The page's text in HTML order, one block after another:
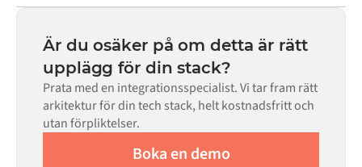
kod finns tillgänglig i de fall där konfigurationen inte
beroende på komplexiteten i datamappningen, antalet
flöden som krävs och din interna granskningsprocess.
För många system finns färdiga kopplingar tillgängliga i
Alumio Marketplace, vilket avsevärt minskar
installationstiden.
Är du osäker på om detta är rätt
upplägg för din stack?
Prata med en integrationsspecialist. Vi tar fram rätt
arkitektur för din tech stack, helt kostnadsfritt och
utan förpliktelser.
Boka en demo